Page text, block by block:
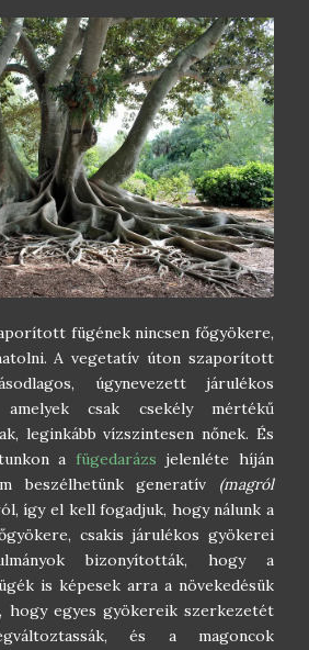
fügének nincsen főgyökere,
A vegetatív úton szaporított
úgynevezett járulékos
amelyek csak csekély mértékű
leginkább vízszintesen nőnek. És
a fügedarázs jelenléte híján
beszélhetünk generatív (magról
így el kell fogadjuk, hogy nálunk a
csakis járulékos gyökerei
bizonyították, hogy a
is képesek arra a növekedésük
hogy egyes gyökereik szerkezetét
és a magoncok